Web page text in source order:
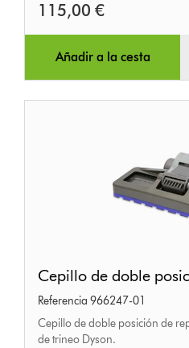
115,00 €
Añadir a la cesta
de
doble
posición
Cepillo de doble
Referencia 966247-01
Cepillo de doble posición de
de trineo Dyson.